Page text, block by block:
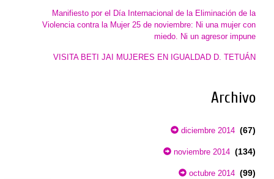
Manifiesto por el Día Internacional de la Eliminación de la
Violencia contra la Mujer 25 de noviembre: Ni una mujer con
miedo. Ni un agresor impune
VISITA BETI JAI MUJERES EN IGUALDAD D. TETUÁN
Archivo
diciembre 2014 (67)
noviembre 2014 (134)
octubre 2014 (99)